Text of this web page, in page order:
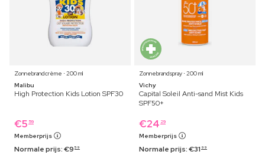
Zonnebrandcrème ⋅ 200 ml
Malibu
High Protection Kids Lotion SPF30
€5 59
Memberprijs
Normale prijs:€9 59
Zonnebrandspray ⋅ 200 ml
Vichy
Capital Soleil Anti-sand Mist Kids
SPF50+
€24 29
Memberprijs
Normale prijs:€31 99